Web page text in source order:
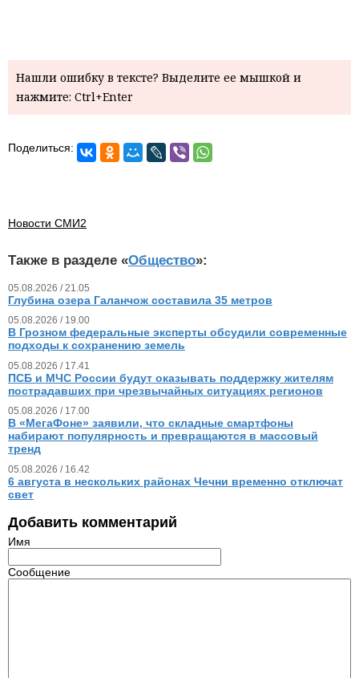
Нашли ошибку в тексте? Выделите ее мышкой и
нажмите: Ctrl+Enter
Поделиться:
Новости СМИ2
Также в разделе «Общество»:
05.08.2026 / 21.05
Глубина озера Галанчож составила 35 метров
05.08.2026 / 19.00
В Грозном федеральные эксперты обсудили современные
подходы к сохранению земель
05.08.2026 / 17.41
ПСБ и МЧС России будут оказывать поддержку жителям
пострадавших при чрезвычайных ситуациях регионов
05.08.2026 / 17.00
В «МегаФоне» заявили, что складные смартфоны
набирают популярность и превращаются в массовый
тренд
05.08.2026 / 16.42
6 августа в нескольких районах Чечни временно отключат
свет
Добавить комментарий
Имя
Сообщение